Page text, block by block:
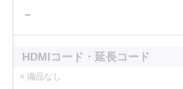
－
HDMIコード・延長コード
× 備品なし